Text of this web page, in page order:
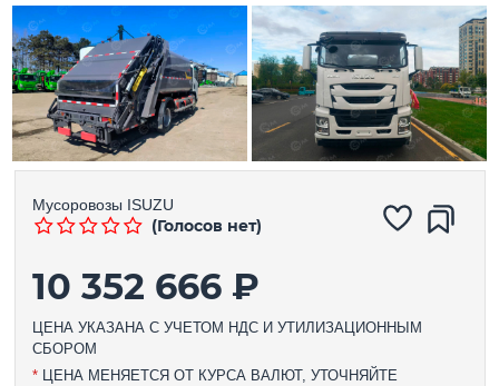
Мусоровозы ISUZU
(Голосов нет)
10 352 666 ₽
ЦЕНА УКАЗАНА С УЧЕТОМ НДС И УТИЛИЗАЦИОННЫМ
СБОРОМ
*ЦЕНА МЕНЯЕТСЯ ОТ КУРСА ВАЛЮТ, УТОЧНЯЙТЕ